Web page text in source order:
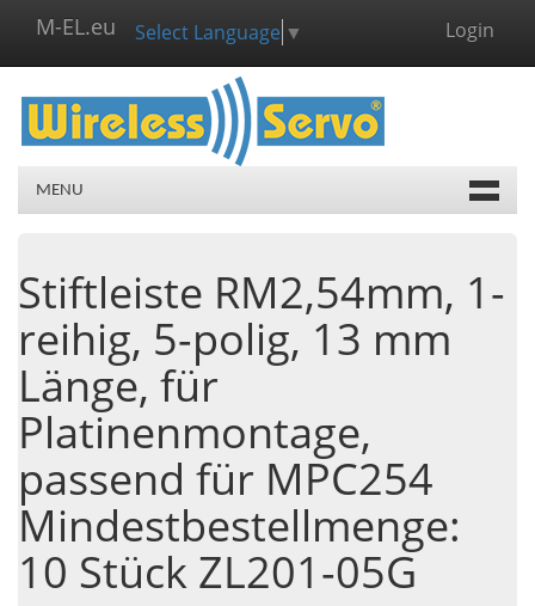
M-EL.eu Select Language ▼ Login
MENU
Stiftleiste RM2,54mm, 1-
reihig, 5-polig, 13 mm
Länge, für
Platinenmontage,
passend für MPC254
Mindestbestellmenge:
10 Stück ZL201-05G